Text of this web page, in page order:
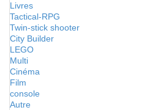
Livres
Tactical-RPG
Twin-stick shooter
City Builder
LEGO
Multi
Cinéma
Film
console
Autre